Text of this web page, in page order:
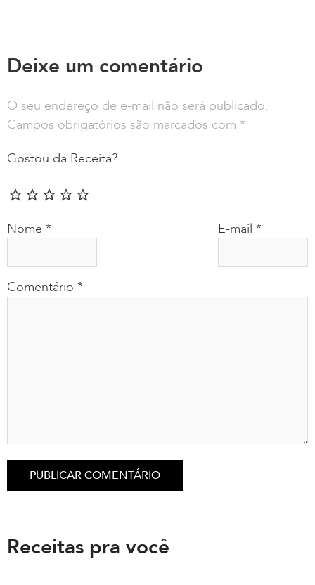
Deixe um comentário
O seu endereço de e-mail não será publicado.
Campos obrigatórios são marcados com *
Gostou da Receita?
Comentário *
Nome * E-mail *
Receitas pra você